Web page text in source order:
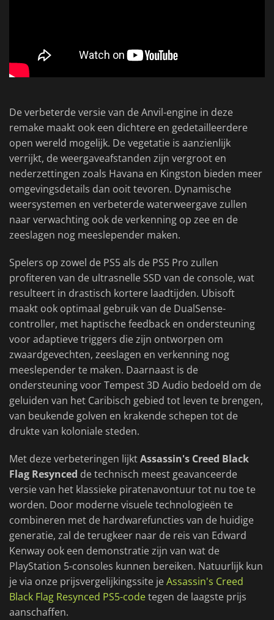
De verbeterde versie van de Anvil-engine in deze
remake maakt ook een dichtere en gedetailleerdere
open wereld mogelijk. De vegetatie is aanzienlijk
verrijkt, de weergaveafstanden zijn vergroot en
nederzettingen zoals Havana en Kingston bieden meer
omgevingsdetails dan ooit tevoren. Dynamische
weersystemen en verbeterde waterweergave zullen
naar verwachting ook de verkenning op zee en de
zeeslagen nog meeslepender maken.
Spelers op zowel de PS5 als de PS5 Pro zullen
profiteren van de ultrasnelle SSD van de console, wat
resulteert in drastisch kortere laadtijden. Ubisoft
maakt ook optimaal gebruik van de DualSense-
controller, met haptische feedback en ondersteuning
voor adaptieve triggers die zijn ontworpen om
zwaardgevechten, zeeslagen en verkenning nog
meeslepender te maken. Daarnaast is de
ondersteuning voor Tempest 3D Audio bedoeld om de
geluiden van het Caribisch gebied tot leven te brengen,
van beukende golven en krakende schepen tot de
drukte van koloniale steden.
Met deze verbeteringen lijktAssassin's Creed Black
Flag Resynced de technisch meest geavanceerde
versie van het klassieke piratenavontuur tot nu toe te
worden. Door moderne visuele technologieën te
combineren met de hardwarefuncties van de huidige
generatie, zal de terugkeer naar de reis van Edward
Kenway ook een demonstratie zijn van wat de
PlayStation 5-consoles kunnen bereiken. Natuurlijk kun
je via onze prijsvergelijkingssite jeAssassin's Creed
Black Flag Resynced PS5-codetegen de laagste prijs
aanschaffen.